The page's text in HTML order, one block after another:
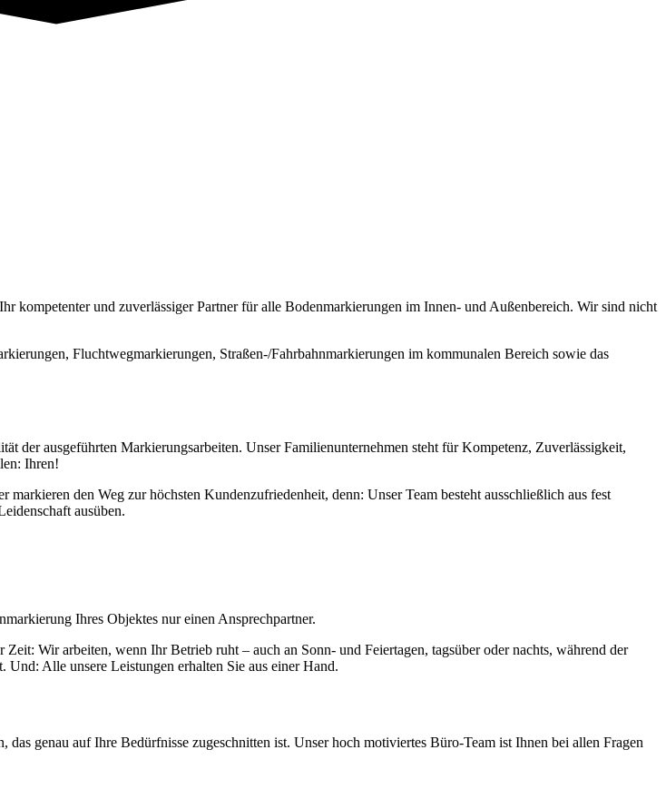
und zuverlässiger Partner für alle Bodenmarkierungen im Innen- und Außenbereich. Wir sind nicht
Fluchtwegmarkierungen, Straßen-/Fahrbahnmarkierungen im kommunalen Bereich sowie das
der ausgeführten Markierungsarbeiten. Unser Familienunternehmen steht für Kompetenz, Zuverlässigkeit,
Ihren!
den Weg zur höchsten Kundenzufriedenheit, denn: Unser Team besteht ausschließlich aus fest
ausüben.
Ihres Objektes nur einen Ansprechpartner.
Wir arbeiten, wenn Ihr Betrieb ruht – auch an Sonn- und Feiertagen, tagsüber oder nachts, während der
Und: Alle unsere Leistungen erhalten Sie aus einer Hand.
genau auf Ihre Bedürfnisse zugeschnitten ist. Unser hoch motiviertes Büro-Team ist Ihnen bei allen Fragen